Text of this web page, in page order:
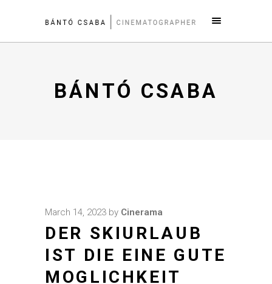
BÁNTÓ CSABA
March 14, 2023 by Cinerama
DER SKIURLAUB
IST DIE EINE GUTE
MOGLICHKEIT